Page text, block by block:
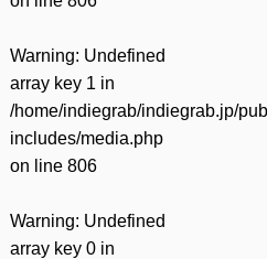
Warning: Undefined
array key 1 in
/home/indiegrab/indiegrab.jp/
includes/media.php
on line 806
Warning: Undefined
array key 0 in